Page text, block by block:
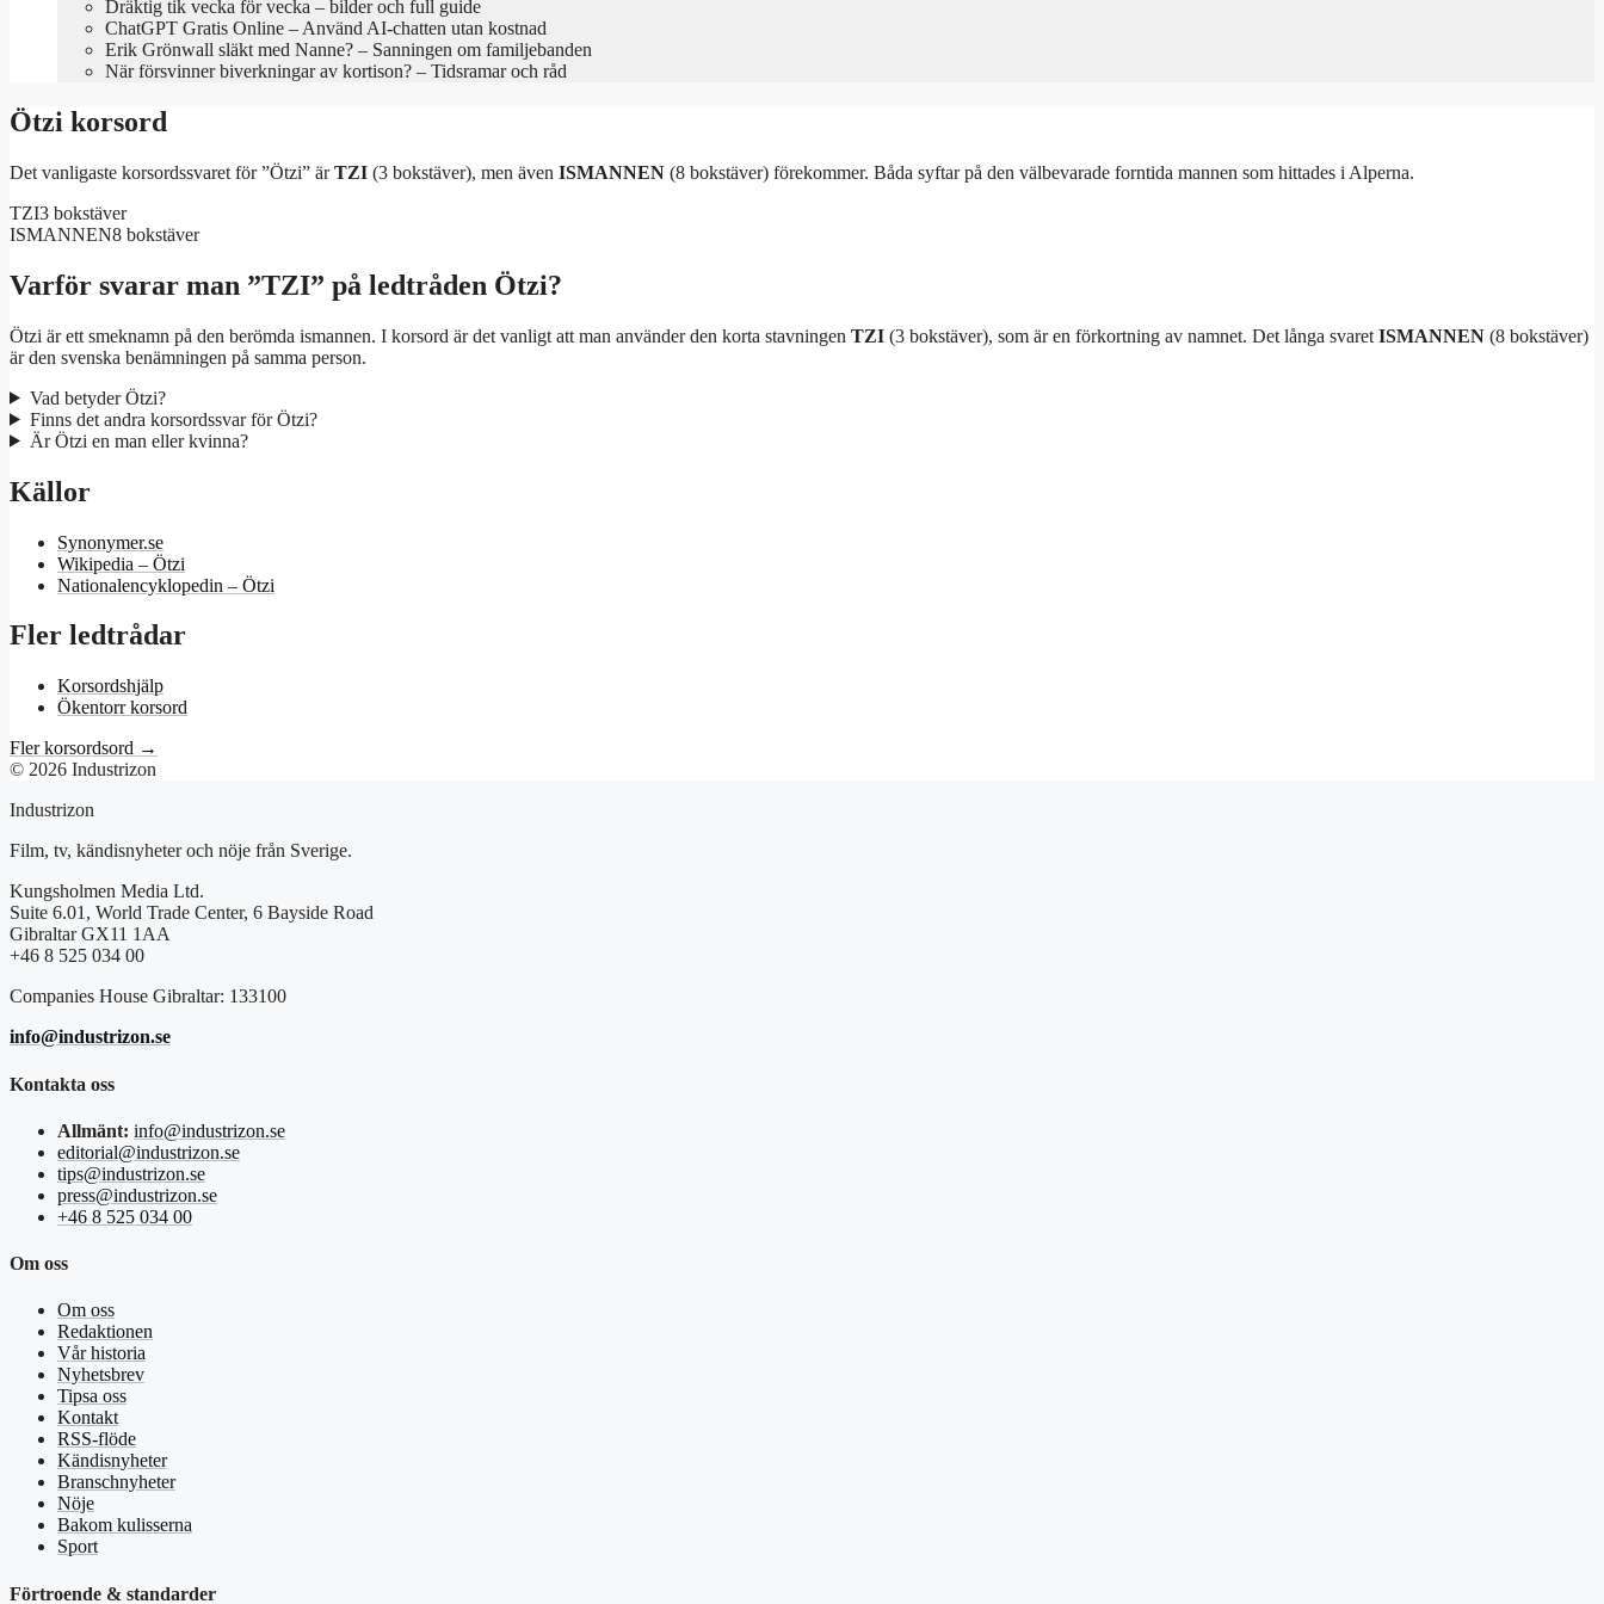
Dräktig tik vecka för vecka – bilder och full guide
ChatGPT Gratis Online – Använd AI-chatten utan kostnad
Erik Grönwall släkt med Nanne? – Sanningen om familjebanden
När försvinner biverkningar av kortison? – Tidsramar och råd
Ötzi korsord
Det vanligaste korsordssvaret för ”Ötzi” ärTZI (3 bokstäver), men även ISMANNEN (8 bokstäver) förekommer. Båda syftar på den välbevarade forntida mannen som hittades i Alperna.
TZI3 bokstäver
ISMANNEN8 bokstäver
Varför svarar man ”TZI” på ledtråden Ötzi?
Ötzi är ett smeknamn på den berömda ismannen. I korsord är det vanligt att man använder den korta stavningen TZI (3 bokstäver), som är en förkortning av namnet. Det långa svaret ISMANNEN (8 bokstäver)
är den svenska benämningen på samma person.
Vad betyder Ötzi?
Finns det andra korsordssvar för Ötzi?
Är Ötzi en man eller kvinna?
Källor
Synonymer.se
Wikipedia – Ötzi
Nationalencyklopedin – Ötzi
Fler ledtrådar
Korsordshjälp
Ökentorr korsord
Fler korsordsord →
© 2026 Industrizon
Industrizon
Film, tv, kändisnyheter och nöje från Sverige.
Kungsholmen Media Ltd.
Suite 6.01, World Trade Center, 6 Bayside Road
Gibraltar GX11 1AA
+46 8 525 034 00
Companies House Gibraltar: 133100
info@industrizon.se
Kontakta oss
Allmänt: info@industrizon.se
editorial@industrizon.se
tips@industrizon.se
press@industrizon.se
+46 8 525 034 00
Om oss
Om oss
Redaktionen
Vår historia
Nyhetsbrev
Tipsa oss
Kontakt
RSS-flöde
Kändisnyheter
Branschnyheter
Nöje
Bakom kulisserna
Sport
Förtroende & standarder